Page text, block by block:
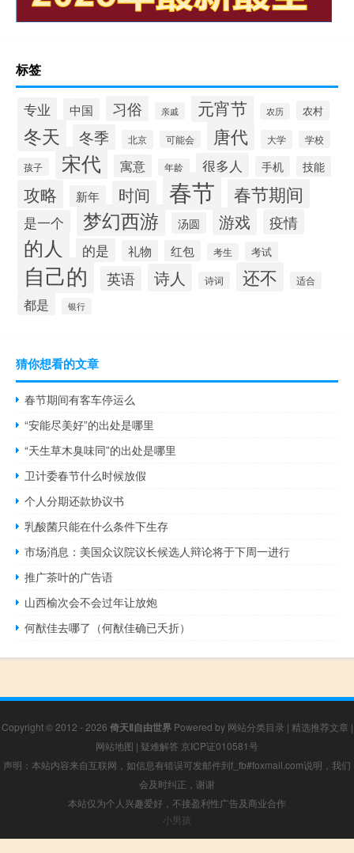
标签
专业 中国 习俗 亲戚 元宵节 农历 农村
冬天 冬季 北京 可能会 唐代 大学 学校
孩子 宋代 寓意 年龄 很多人 手机 技能
攻略 新年 时间 春节 春节期间
是一个 梦幻西游 汤圆 游戏 疫情
的人 的是 礼物 红包 考生 考试
自己的 英语 诗人 诗词 还不 适合
都是 银行
猜你想看的文章
春节期间有客车停运么
“安能尽美好”的出处是哪里
“天生草木臭味同”的出处是哪里
卫计委春节什么时候放假
个人分期还款协议书
乳酸菌只能在什么条件下生存
市场消息：美国众议院议长候选人辩论将于下周一进行
推广茶叶的广告语
山西榆次会不会过年让放炮
何猷佳去哪了（何猷佳确已夭折）
Copyright © 2012 - 2026 倚天Ⅱ自由世界Powered by 网站分类目录 | 精选推荐文章 |
网站地图 | 疑难解答 京ICP证010581号
声明：本站内容来自互联网，如信息有错误可发邮件到f_fb#foxmail.com说明，我们
会及时纠正，谢谢
本站仅为个人兴趣爱好，不接盈利性广告及商业合作
小男孩